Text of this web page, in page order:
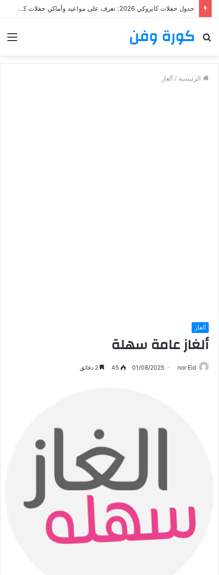
جدول حفلات كايروكي 2026: تعرف على مواعيد وأماكن حفلات كايروكي
كورة وفن
بحث
الرئيسية / ألغاز
ألغاز
ألغاز عامة سهلة
nor Eid
01/08/2025
45